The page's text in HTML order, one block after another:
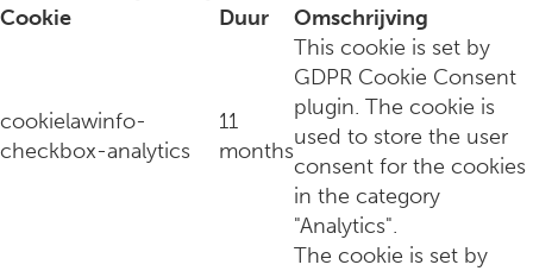
7 Japanse technieken om overthinking te stoppen
Cookie
Duur Omschrijving
cookielawinfo-
checkbox-analytics
11
months
This cookie is set by
GDPR Cookie Consent
plugin. The cookie is
used to store the user
consent for the cookies
in the category
"Analytics".
The cookie is set by